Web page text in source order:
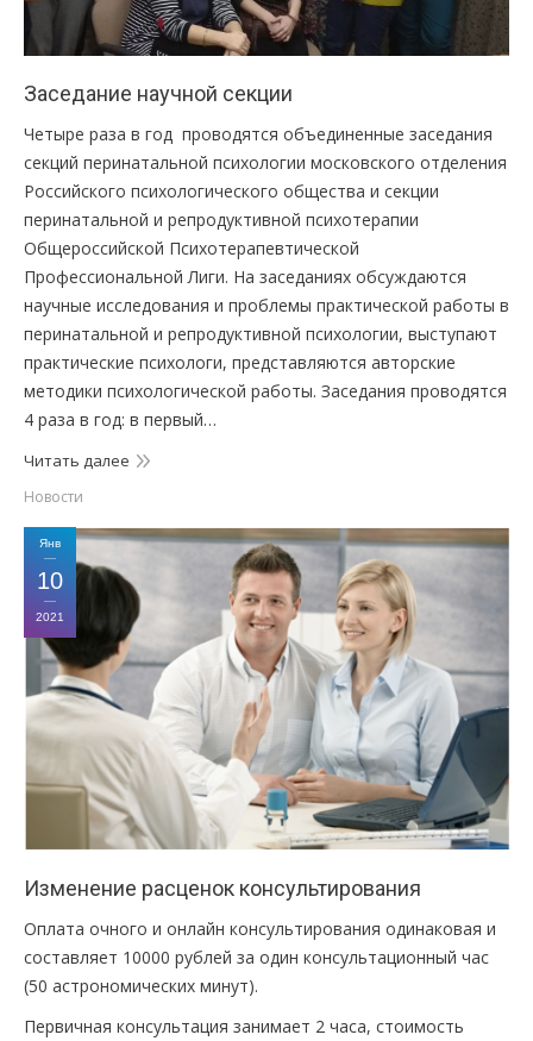
Заседание научной секции
Четыре раза в год проводятся объединенные заседания
секций перинатальной психологии московского отделения
Российского психологического общества и секции
перинатальной и репродуктивной психотерапии
Общероссийской Психотерапевтической
Профессиональной Лиги. На заседаниях обсуждаются
научные исследования и проблемы практической работы в
перинатальной и репродуктивной психологии, выступают
практические психологи, представляются авторские
методики психологической работы. Заседания проводятся
4 раза в год: в первый…
Читать далее
Новости
Янв
10
2021
Изменение расценок консультирования
Оплата очного и онлайн консультирования одинаковая и
составляет 10000 рублей за один консультационный час
(50 астрономических минут).
Первичная консультация занимает 2 часа, стоимость